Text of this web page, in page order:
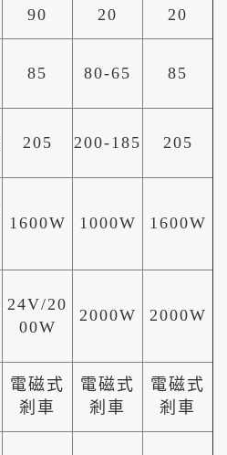
90
20
20
85 80-65 85
205 200-185 205
1600W 1000W 1600W
24V/20
00W
2000W 2000W
電磁式
剎車
電磁式
剎車
電磁式
剎車